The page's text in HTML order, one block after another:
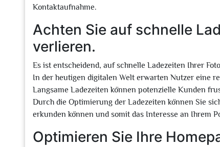
Kontaktaufnahme.
Achten Sie auf schnelle
verlieren.
Es ist entscheidend, auf schnelle Ladezeiten Ihrer
In der heutigen digitalen Welt erwarten Nutzer eine
Langsame Ladezeiten können potenzielle Kunden
Durch die Optimierung der Ladezeiten können Sie
erkunden können und somit das Interesse an Ihrem
Optimieren Sie Ihre